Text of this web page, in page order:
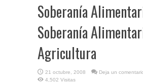
Soberanía
Soberanía
Agricultura
21 octubre, 2008
Deja un
4,502 Visitas